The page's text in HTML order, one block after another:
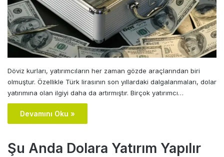
Döviz kurları, yatırımcıların her zaman gözde araçlarından biri
olmuştur. Özellikle Türk lirasının son yıllardaki dalgalanmaları, dolar
yatırımına olan ilgiyi daha da artırmıştır. Birçok yatırımcı…
Devamını Oku »
Şu Anda Dolara Yatırım Yapılır